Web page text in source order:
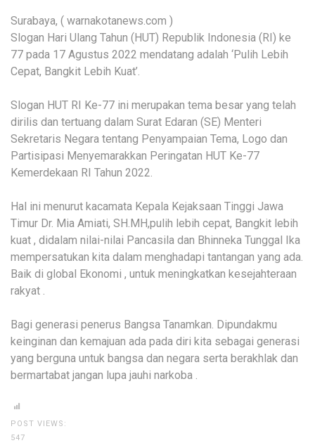
Surabaya, ( warnakotanews.com )
Slogan Hari Ulang Tahun (HUT) Republik Indonesia (RI) ke
77 pada 17 Agustus 2022 mendatang adalah ‘Pulih Lebih
Cepat, Bangkit Lebih Kuat’.
Slogan HUT RI Ke-77 ini merupakan tema besar yang telah
dirilis dan tertuang dalam Surat Edaran (SE) Menteri
Sekretaris Negara tentang Penyampaian Tema, Logo dan
Partisipasi Menyemarakkan Peringatan HUT Ke-77
Kemerdekaan RI Tahun 2022.
Hal ini menurut kacamata Kepala Kejaksaan Tinggi Jawa
Timur Dr. Mia Amiati, SH.MH,pulih lebih cepat, Bangkit lebih
kuat , didalam nilai-nilai Pancasila dan Bhinneka Tunggal Ika
mempersatukan kita dalam menghadapi tantangan yang ada.
Baik di global Ekonomi , untuk meningkatkan kesejahteraan
rakyat .
Bagi generasi penerus Bangsa Tanamkan. Dipundakmu
keinginan dan kemajuan ada pada diri kita sebagai generasi
yang berguna untuk bangsa dan negara serta berakhlak dan
bermartabat jangan lupa jauhi narkoba .
POST VIEWS:
547